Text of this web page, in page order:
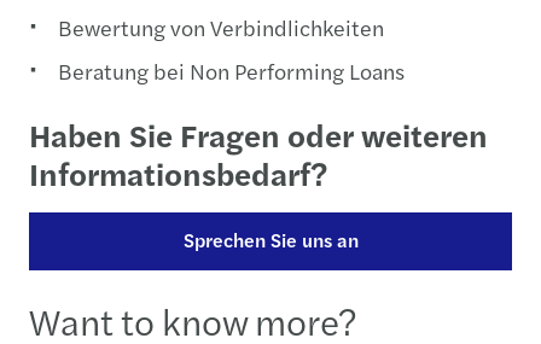
Bewertung von Verbindlichkeiten
Beratung bei Non Performing Loans
Haben Sie Fragen oder weiteren
Informationsbedarf?
Sprechen Sie uns an
Want to know more?